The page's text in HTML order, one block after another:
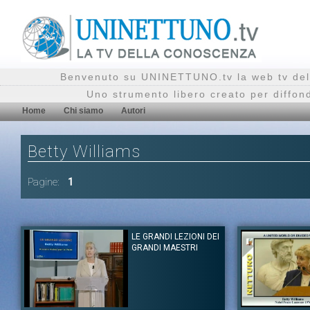
Benvenuto su UNINETTUNO.tv la web tv
Uno strumento libero creato per
Home Chi siamo Autori
Betty Williams
Pagine: 1
LE GRANDI LEZIONI DEI
GRANDI MAESTRI